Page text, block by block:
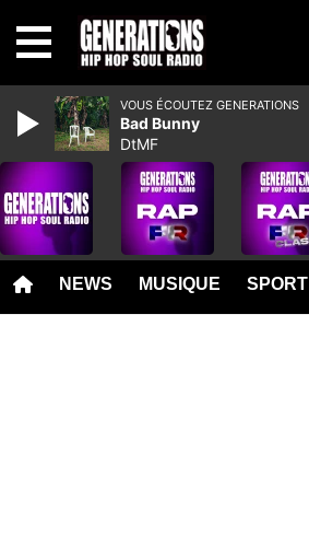
NEWS MUSIQUE SPORT
VOUS ÉCOUTEZ GENERATIONS
Bad Bunny
DtMF